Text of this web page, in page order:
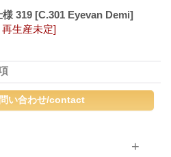
様 319 [C.301 Eyevan Demi]
生産未定]